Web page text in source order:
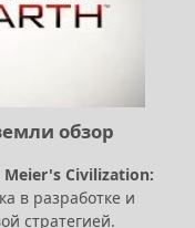
обзор
Meier's Civilization:
в разработке и
стратегией.